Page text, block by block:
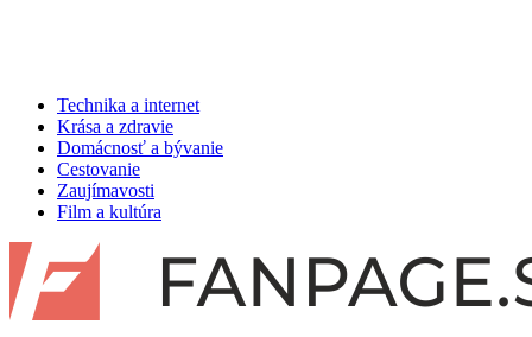
Technika a internet
Krása a zdravie
Domácnosť a bývanie
Cestovanie
Zaujímavosti
Film a kultúra